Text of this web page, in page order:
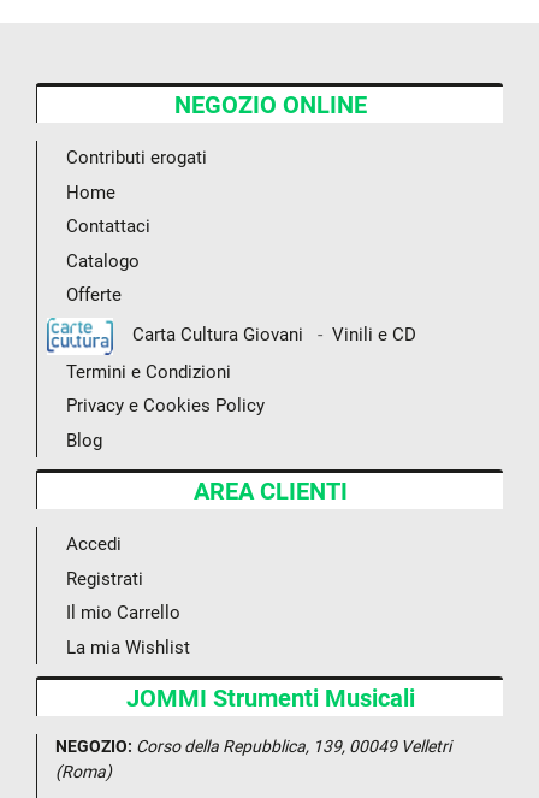
NEGOZIO ONLINE
Contributi erogati
Home
Contattaci
Catalogo
Offerte
Carta Cultura Giovani
- Vinili e CD
Termini e Condizioni
Privacy e Cookies Policy
Blog
AREA CLIENTI
Accedi
Registrati
Il mio Carrello
La mia Wishlist
JOMMI Strumenti Musicali
NEGOZIO: Corso della Repubblica, 139, 00049 Velletri
(Roma)